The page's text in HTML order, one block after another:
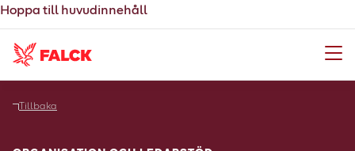
Hoppa till huvudinnehåll
Meny
Tillbaka